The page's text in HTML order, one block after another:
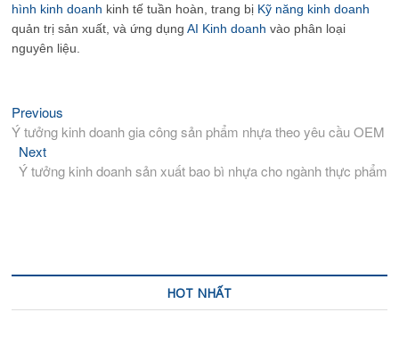
hình kinh doanh kinh tế tuần hoàn, trang bị Kỹ năng kinh doanh
quản trị sản xuất, và ứng dụngAI Kinh doanh vào phân loại
nguyên liệu.
Điều
hướng
bài
viết
Previous
post:
Ý tưởng kinh doanh gia công sản phẩm nhựa theo yêu cầu OEM
NextNext
post:
Ý tưởng kinh doanh sản xuất bao bì nhựa cho ngành thực phẩm
HOT NHẤT